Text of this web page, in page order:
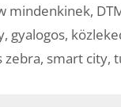
mindenkinek,
, gyalogos,
zebra, smart city,